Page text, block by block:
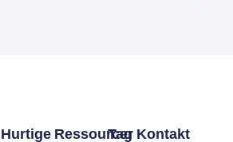
Ressourcer
Hurtige Tag Kontakt